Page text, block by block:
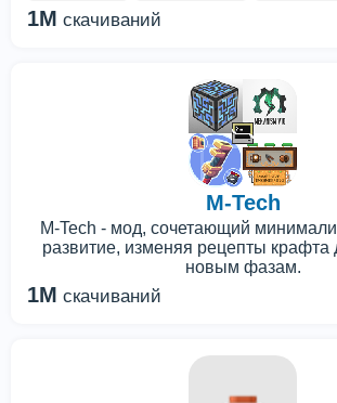
1M скачиваний
M-Tech
M-Tech - мод, сочетающий
развитие, изменяя рецепты крафта
новым фазам.
1M скачиваний